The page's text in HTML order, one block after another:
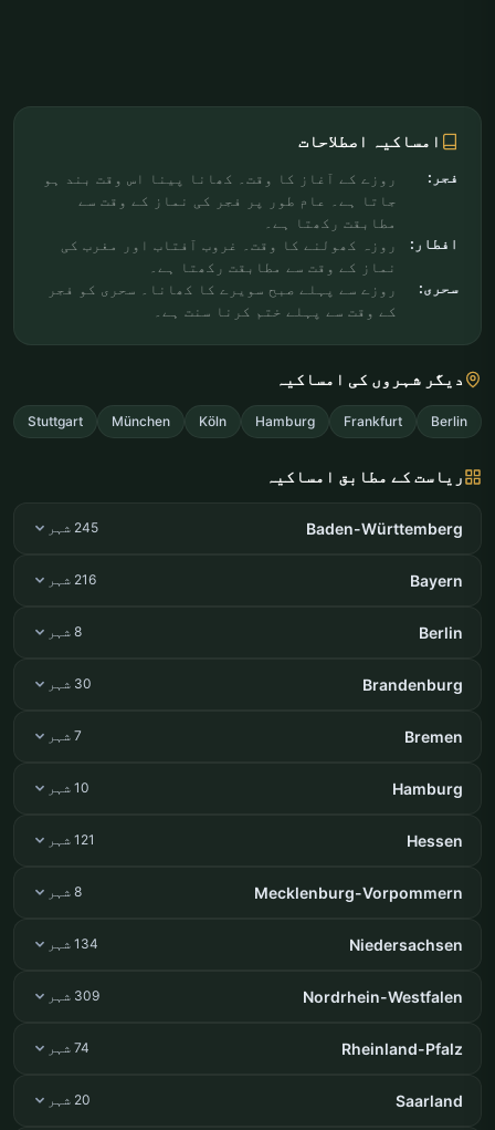
امساکیہ اصطلاحات
فجر:
روزے کے آغاز کا وقت۔ کھانا پینا اس وقت بند ہو
جاتا ہے۔ عام طور پر فجر کی نماز کے وقت سے
مطابقت رکھتا ہے۔
افطار:
روزہ کھولنے کا وقت۔ غروب آفتاب اور مغرب کی
نماز کے وقت سے مطابقت رکھتا ہے۔
سحری:
روزے سے پہلے صبح سویرے کا کھانا۔ سحری کو فجر
کے وقت سے پہلے ختم کرنا سنت ہے۔
دیگر شہروں کی امساکیہ
Berlin
Frankfurt
Hamburg
Köln
München
Stuttgart
ریاست کے مطابق امساکیہ
Baden-Württemberg 245 شہر
Bayern 216 شہر
Berlin 8 شہر
Brandenburg 30 شہر
Bremen 7 شہر
Hamburg 10 شہر
Hessen 121 شہر
Mecklenburg-Vorpommern 8 شہر
Niedersachsen 134 شہر
Nordrhein-Westfalen 309 شہر
Rheinland-Pfalz 74 شہر
Saarland 20 شہر